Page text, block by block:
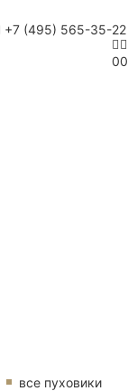
+7 (495) 565-35-22
00
все пуховики